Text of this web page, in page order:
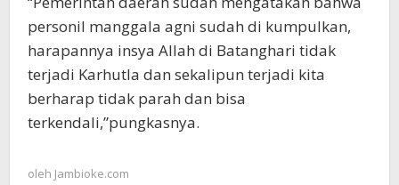
personil manggala agni sudah di kumpulkan,
harapannya insya Allah di Batanghari tidak
terjadi Karhutla dan sekalipun terjadi kita
berharap tidak parah dan bisa
terkendali,”pungkasnya.
oleh Jambioke.com